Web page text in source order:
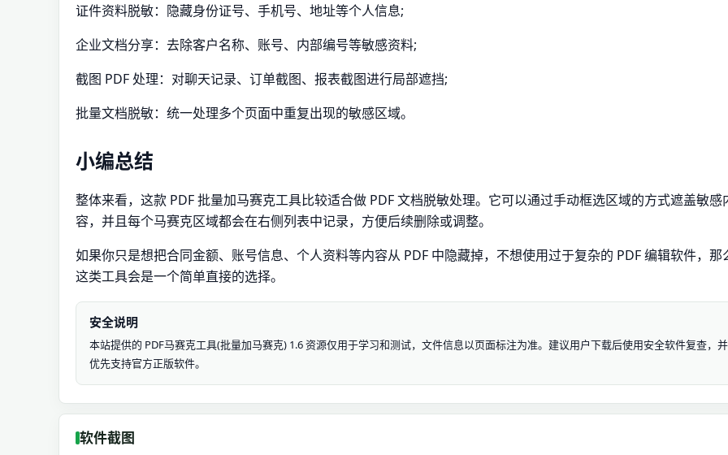
证件资料脱敏：隐藏身份证号、手机号、地址等个人信息;
企业文档分享：去除客户名称、账号、内部编号等敏感资料;
截图 PDF 处理：对聊天记录、订单截图、报表截图进行局部遮挡;
批量文档脱敏：统一处理多个页面中重复出现的敏感区域。
小编总结
整体来看，这款 PDF 批量加马赛克工具比较适合做 PDF 文档脱敏处理。它可以通过手动框选区域的方式遮盖敏感
容，并且每个马赛克区域都会在右侧列表中记录，方便后续删除或调整。
如果你只是想把合同金额、账号信息、个人资料等内容从 PDF 中隐藏掉，不想使用过于复杂的 PDF 编辑软件，那
这类工具会是一个简单直接的选择。
安全说明
本站提供的 PDF马赛克工具(批量加马赛克) 1.6 资源仅用于学习和测试，文件信息以页面标注为准。建议用户下载后使用安全软件复查，并
优先支持官方正版软件。
软件截图